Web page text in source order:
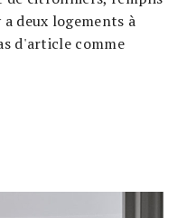
deux logements à
d'article comme